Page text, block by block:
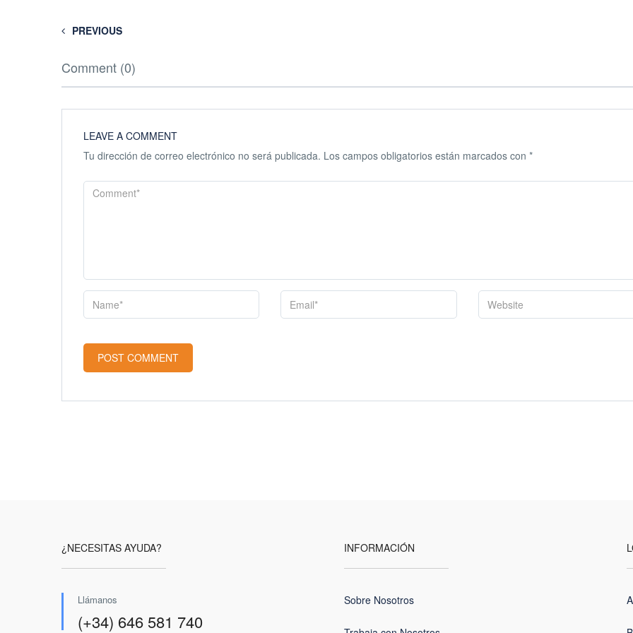
PREVIOUS
Comment (0)
LEAVE A COMMENT
Tu dirección de correo electrónico no será publicada. Los campos obligatorios están marcados con *
¿NECESITAS AYUDA?
Llámanos
(+34) 646 581 740
INFORMACIÓN
Sobre Nosotros